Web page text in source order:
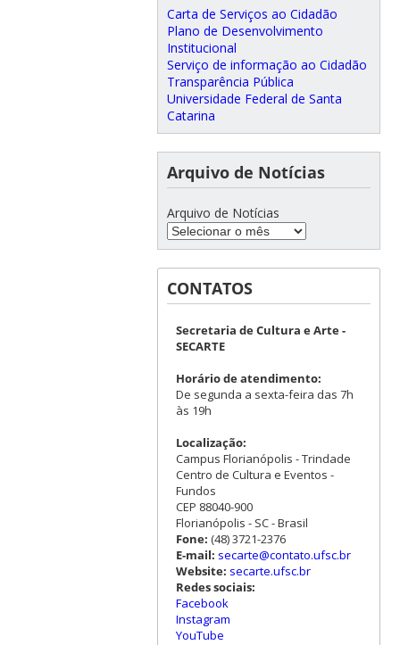
Carta de Serviços ao Cidadão
Plano de Desenvolvimento
Institucional
Serviço de informação ao Cidadão
Transparência Pública
Universidade Federal de Santa
Catarina
Arquivo de Notícias
Arquivo de Notícias
CONTATOS
Secretaria de Cultura e Arte -
SECARTE
Horário de atendimento:
De segunda a sexta-feira das 7h
às 19h
Localização:
Campus Florianópolis - Trindade
Centro de Cultura e Eventos -
Fundos
CEP 88040-900
Florianópolis - SC - Brasil
Fone: (48) 3721-2376
E-mail: secarte@contato.ufsc.br
Website: secarte.ufsc.br
Redes sociais:
Facebook
Instagram
YouTube